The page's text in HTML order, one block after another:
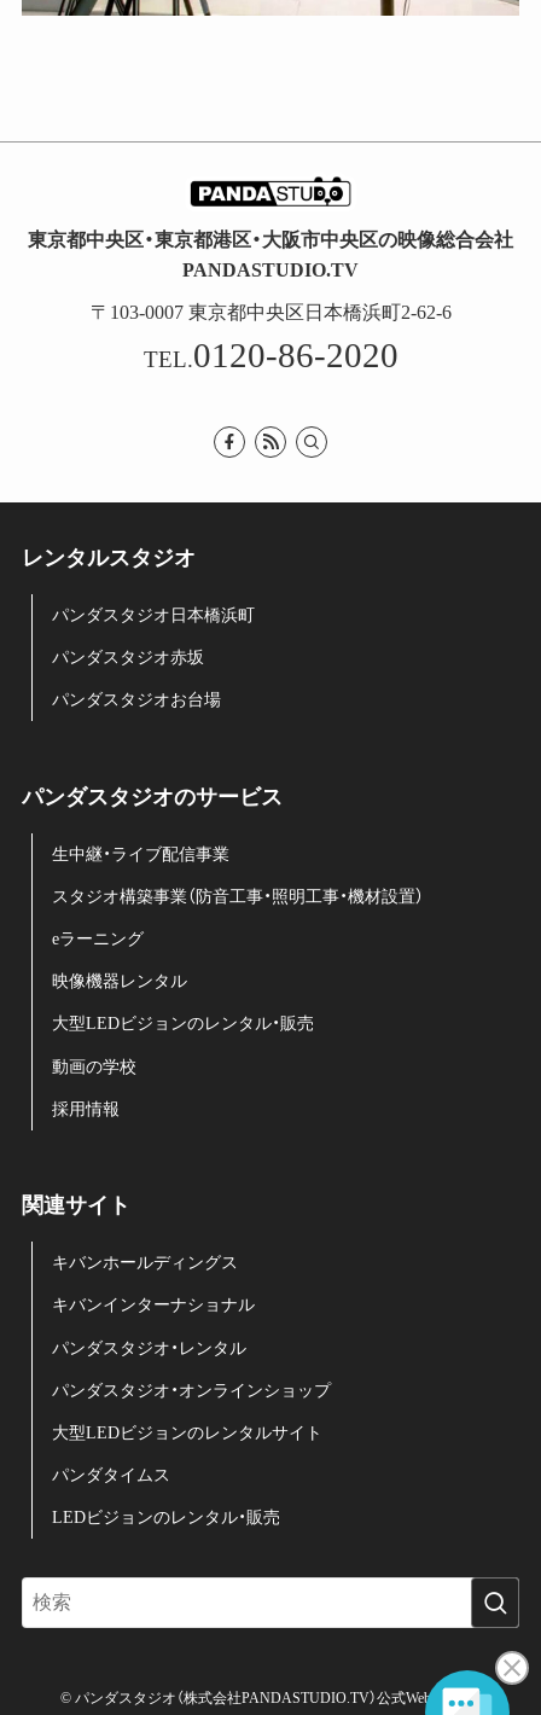
東京都中央区・東京都港区・大阪市中央区の映像総合会社
PANDASTUDIO.TV
〒103-0007 東京都中央区日本橋浜町2-62-6
TEL.0120-86-2020
レンタルスタジオ
パンダスタジオ日本橋浜町
パンダスタジオ赤坂
パンダスタジオお台場
パンダスタジオのサービス
生中継・ライブ配信事業
スタジオ構築事業（防音工事・照明工事・機材設置）
eラーニング
映像機器レンタル
大型LEDビジョンのレンタル・販売
動画の学校
採用情報
関連サイト
キバンホールディングス
キバンインターナショナル
パンダスタジオ・レンタル
パンダスタジオ・オンラインショップ
大型LEDビジョンのレンタルサイト
パンダタイムス
LEDビジョンのレンタル・販売
©パンダスタジオ（株式会社PANDASTUDIO.TV）公式Web サイト.